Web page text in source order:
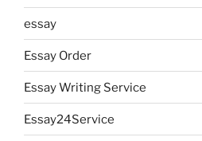
essay
Essay Order
Essay Writing Service
Essay24Service